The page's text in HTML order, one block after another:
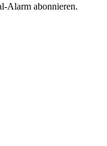
Alarm abonnieren.